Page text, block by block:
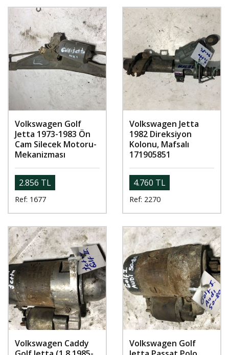
Volkswagen Golf
Jetta 1973-1983 Ön
Cam Silecek Motoru-
Mekanizması
2.856 TL
Ref: 1677
Volkswagen Jetta
1982 Direksiyon
Kolonu, Mafsalı
171905851
4.760 TL
Ref: 2270
Volkswagen Caddy
Volkswagen Golf